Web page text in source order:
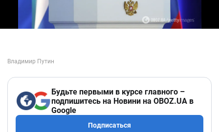
Будьте первыми в курсе главного –
подпишитесь на Новини на OBOZ.UA в
Google
Подписаться